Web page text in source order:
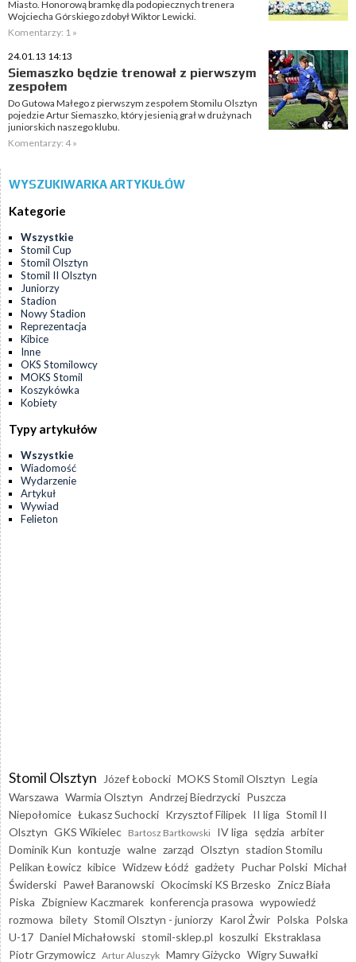
Miasto. Honorową bramkę dla podopiecznych trenera
Wojciecha Górskiego zdobył Wiktor Lewicki.
Komentarzy: 1 »
24.01.13 14:13
Siemaszko będzie trenował z pierwszym
zespołem
Do Gutowa Małego z pierwszym zespołem Stomilu Olsztyn
pojedzie Artur Siemaszko, który jesienią grał w drużynach
juniorskich naszego klubu.
Komentarzy: 4 »
WYSZUKIWARKA ARTYKUŁÓW
Kategorie
Wszystkie
Stomil Cup
Stomil Olsztyn
Stomil II Olsztyn
Juniorzy
Stadion
Nowy Stadion
Reprezentacja
Kibice
Inne
OKS Stomilowcy
MOKS Stomil
Koszykówka
Kobiety
Typy artykułów
Wszystkie
Wiadomość
Wydarzenie
Artykuł
Wywiad
Felieton
Stomil Olsztyn Józef Łobocki MOKS Stomil Olsztyn Legia
Warszawa Warmia Olsztyn Andrzej Biedrzycki Puszcza
Niepołomice Łukasz Suchocki Krzysztof Filipek II liga Stomil II
Olsztyn GKS Wikielec Bartosz Bartkowski IV liga sędzia arbiter
Dominik Kun kontuzje walne zarząd Olsztyn stadion Stomilu
Pelikan Łowicz kibice Widzew Łódź gadżety Puchar Polski Michał
Świderski Paweł Baranowski Okocimski KS Brzesko Znicz Biała
Piska Zbigniew Kaczmarek konferencja prasowa wypowiedź
rozmowa bilety Stomil Olsztyn - juniorzy Karol Żwir Polska Polska
U-17 Daniel Michałowski stomil-sklep.pl koszulki Ekstraklasa
Piotr Grzymowicz Artur Aluszyk Mamry Giżycko Wigry Suwałki